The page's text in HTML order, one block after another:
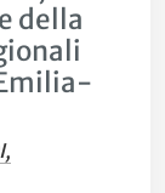
della